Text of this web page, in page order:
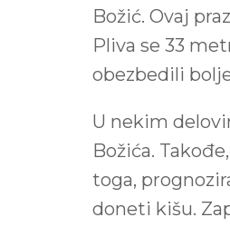
Božić. Ovaj
Pliva se 33
obezbedili
U nekim
Božića.
toga,
doneti kišu.